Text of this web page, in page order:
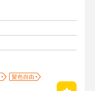
髪色自由